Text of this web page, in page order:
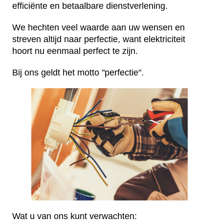
efficiënte en betaalbare dienstverlening.
We hechten veel waarde aan uw wensen en
streven altijd naar perfectie, want elektriciteit
hoort nu eenmaal perfect te zijn.
Bij ons geldt het motto "perfectie".
Wat u van ons kunt verwachten: